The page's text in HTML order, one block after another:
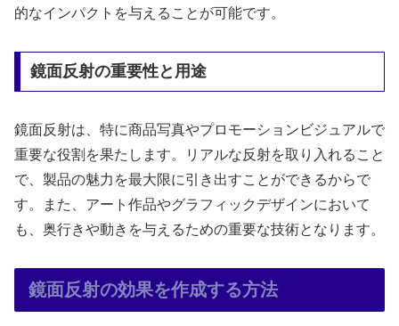
的なインパクトを与えることが可能です。
鏡面反射の重要性と用途
鏡面反射は、特に商品写真やプロモーションビジュアルで
重要な役割を果たします。リアルな反射を取り入れること
で、製品の魅力を最大限に引き出すことができるからで
す。また、アート作品やグラフィックデザインにおいて
も、奥行きや動きを与えるための重要な技術となります。
鏡面反射の効果を作成する方法